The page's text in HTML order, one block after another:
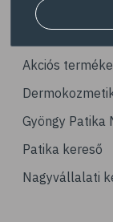
# reuma
# ízületi
# ízületek
# porckopás
Navigáció
Akciós
Gyöngy Patika
Patika kereső
Nagyvállalati